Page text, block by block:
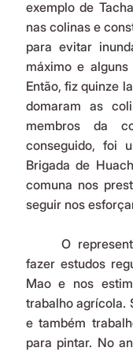
exemplo de
nas colinas e
para evitar
máximo e
Então, fiz quinze
domaram as
membros da
conseguido, foi
Brigada de
comuna nos
seguir nos
fazer estudos
Mao e nos
trabalho agrícola.
e também
para pintar. No